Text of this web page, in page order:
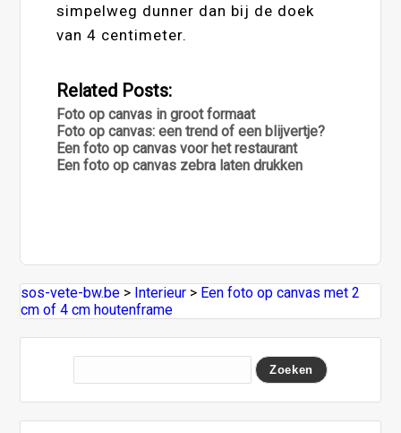
simpelweg dunner dan bij de doek
van 4 centimeter.
Related Posts:
Foto op canvas in groot formaat
Foto op canvas: een trend of een blijvertje?
Een foto op canvas voor het restaurant
Een foto op canvas zebra laten drukken
sos-vete-bw.be > Interieur > Een foto op canvas met 2
cm of 4 cm houtenframe